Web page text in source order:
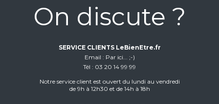
On discute ?
SERVICE CLIENTS LeBienEtre.fr
Email
Par ici... ;-)
Tél
03 20 14 99 99
Notre service client est ouvert du lundi au vendredi
de 9h à 12h30 et de 14h à 18h